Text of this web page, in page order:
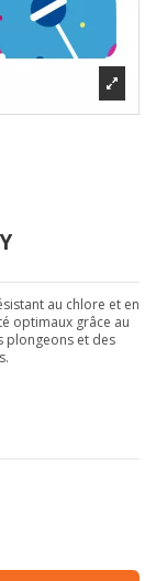
au chlore et en
optimaux grâce au
plongeons et des